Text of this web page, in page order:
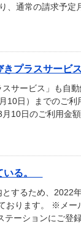
、通常の請求予定
プラスサービ
サービス」も自動
10日）までのご利
10日のご利用金額
いる。
するため、2022
おります。 ※メー
ーションにご登